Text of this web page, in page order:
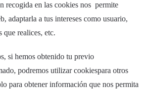
recogida en las cookies nos permite
adaptarla a tus intereses como usuario,
que realices, etc.
si hemos obtenido tu previo
podremos utilizar cookiespara otros
para obtener información que nos permita